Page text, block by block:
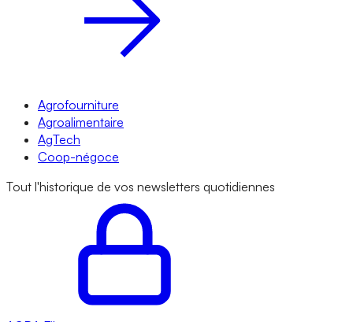
Agrofourniture
Agroalimentaire
AgTech
Coop-négoce
Tout l'historique de vos newsletters quotidiennes